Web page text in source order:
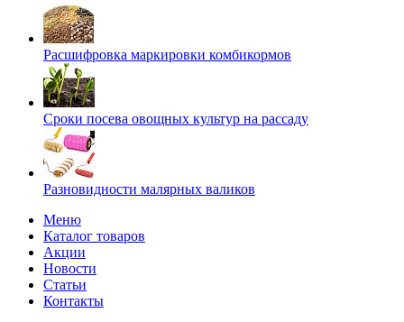
Расшифровка маркировки комбикормов
Сроки посева овощных культур на рассаду
Разновидности малярных валиков
Меню
Каталог товаров
Акции
Новости
Статьи
Контакты